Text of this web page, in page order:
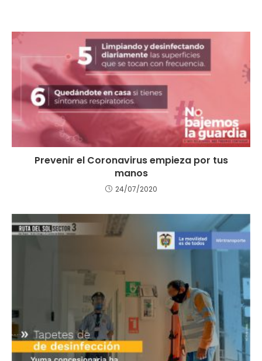
Prevenir el Coronavirus empieza por tus
manos
24/07/2020